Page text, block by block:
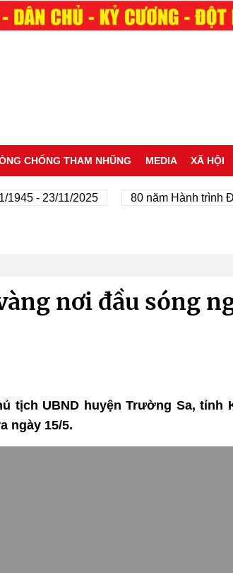
CHỐNG THAM NHŨNG MEDIA XÃ HỘI
23/11/2025 80 năm Hành trình Độc
nơi đầu sóng
tịch UBND huyện Trường Sa, tỉnh
ngày 15/5.